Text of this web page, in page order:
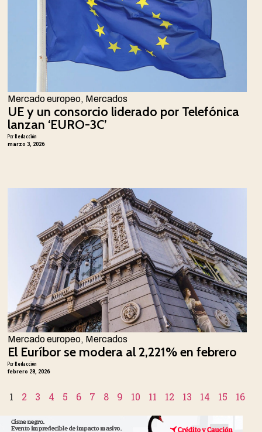
Mercado europeo, Mercados
UE y un consorcio liderado por Telefónica
lanzan ‘EURO-3C’
PorRedacción
marzo 3, 2026
Mercado europeo, Mercados
El Euríbor se modera al 2,221% en febrero
PorRedacción
febrero 28, 2026
1 2 3 4 5 6 7 8 9 10 11 12 13 14 15 16